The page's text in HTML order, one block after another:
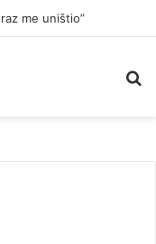
me uništio”